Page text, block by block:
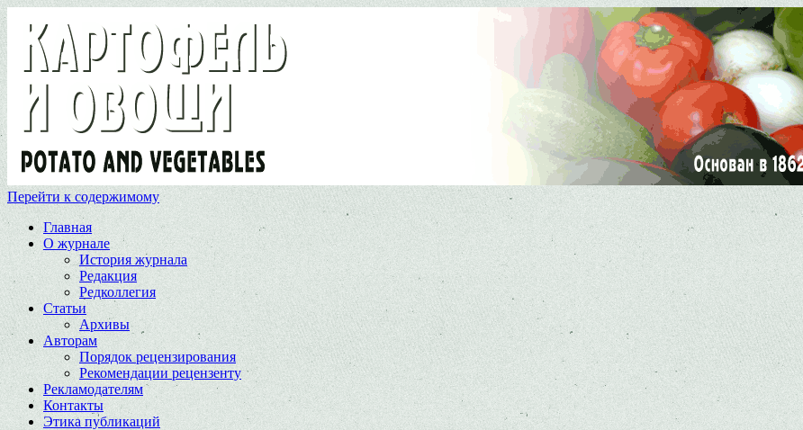
Перейти к содержимому
Главная
О журнале
История журнала
Редакция
Редколлегия
Статьи
Архивы
Авторам
Порядок рецензирования
Рекомендации рецензенту
Рекламодателям
Контакты
Этика публикаций